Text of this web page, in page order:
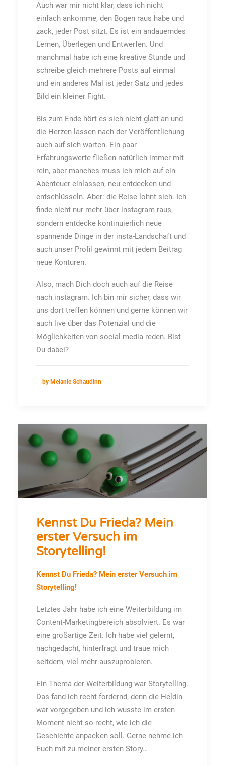
Auch war mir nicht klar, dass ich nicht
einfach ankomme, den Bogen raus habe und
zack, jeder Post sitzt. Es ist ein andauerndes
Lernen, Überlegen und Entwerfen. Und
manchmal habe ich eine kreative Stunde und
schreibe gleich mehrere Posts auf einmal
und ein anderes Mal ist jeder Satz und jedes
Bild ein kleiner Fight.
Bis zum Ende hört es sich nicht glatt an und
die Herzen lassen nach der Veröffentlichung
auch auf sich warten. Ein paar
Erfahrungswerte fließen natürlich immer mit
rein, aber manches muss ich mich auf ein
Abenteuer einlassen, neu entdecken und
entschlüsseln. Aber: die Reise lohnt sich. Ich
finde nicht nur mehr über instagram raus,
sondern entdecke kontinuierlich neue
spannende Dinge in der insta-Landschaft und
auch unser Profil gewinnt mit jedem Beitrag
neue Konturen.
Also, mach Dich doch auch auf die Reise
nach instagram. Ich bin mir sicher, dass wir
uns dort treffen können und gerne können wir
auch live über das Potenzial und die
Möglichkeiten von social media reden. Bist
Du dabei?
by Melanie Schaudinn
Kennst Du Frieda? Mein
erster Versuch im
Storytelling!
Kennst Du Frieda? Mein erster Versuch im
Storytelling!
Letztes Jahr habe ich eine Weiterbildung im
Content-Marketingbereich absolviert. Es war
eine großartige Zeit. Ich habe viel gelernt,
nachgedacht, hinterfragt und traue mich
seitdem, viel mehr auszuprobieren.
Ein Thema der Weiterbildung war Storytelling.
Das fand ich recht fordernd, denn die Heldin
war vorgegeben und ich wusste im ersten
Moment nicht so recht, wie ich die
Geschichte anpacken soll. Gerne nehme ich
Euch mit zu meiner ersten Story…